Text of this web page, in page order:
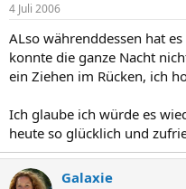
4 Juli 2006
ALso währenddessen hat
konnte die ganze Nacht
ein Ziehen im Rücken, ich
Ich glaube ich würde es
heute so glücklich und
Galaxie